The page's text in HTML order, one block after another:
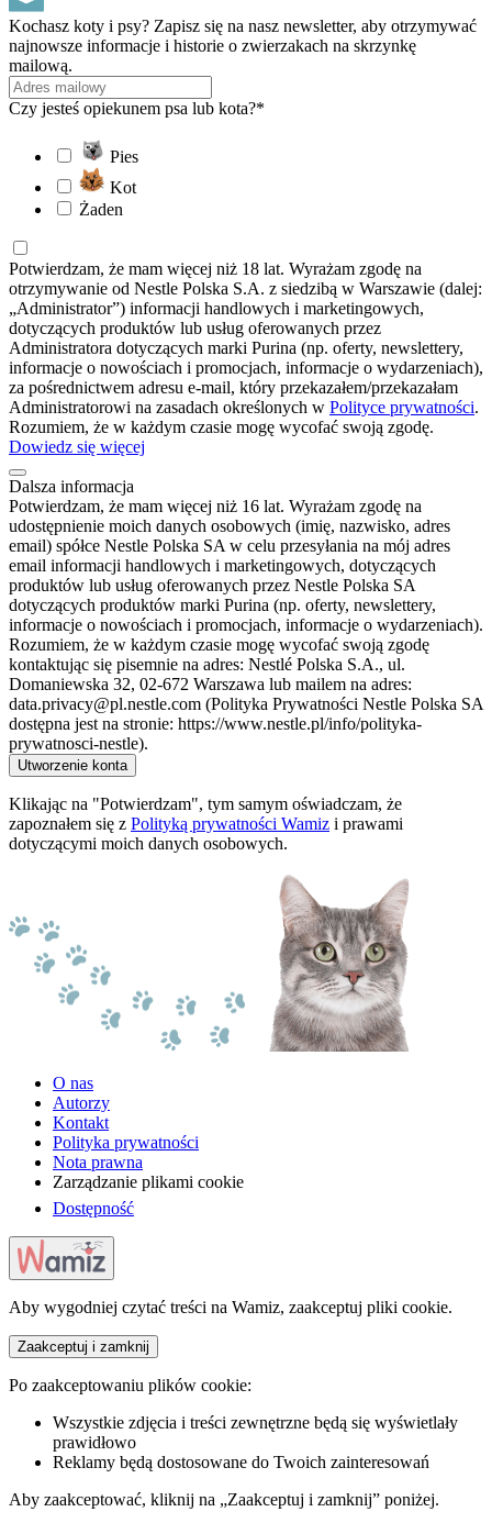
Kochasz koty i psy? Zapisz się na nasz newsletter, aby otrzymywać
najnowsze informacje i historie o zwierzakach na skrzynkę
mailową.
Czy jesteś opiekunem psa lub kota?*
Pies
Kot
Żaden
Potwierdzam, że mam więcej niż 18 lat. Wyrażam zgodę na
otrzymywanie od Nestle Polska S.A. z siedzibą w Warszawie (dalej:
„Administrator”) informacji handlowych i marketingowych,
dotyczących produktów lub usług oferowanych przez
Administratora dotyczących marki Purina (np. oferty, newslettery,
informacje o nowościach i promocjach, informacje o wydarzeniach),
za pośrednictwem adresu e-mail, który przekazałem/przekazałam
Administratorowi na zasadach określonych w Polityce prywatności.
Rozumiem, że w każdym czasie mogę wycofać swoją zgodę.
Dowiedz się więcej
Dalsza informacja
Potwierdzam, że mam więcej niż 16 lat. Wyrażam zgodę na
udostępnienie moich danych osobowych (imię, nazwisko, adres
email) spółce Nestle Polska SA w celu przesyłania na mój adres
email informacji handlowych i marketingowych, dotyczących
produktów lub usług oferowanych przez Nestle Polska SA
dotyczących produktów marki Purina (np. oferty, newslettery,
informacje o nowościach i promocjach, informacje o wydarzeniach).
Rozumiem, że w każdym czasie mogę wycofać swoją zgodę
kontaktując się pisemnie na adres: Nestlé Polska S.A., ul.
Domaniewska 32, 02-672 Warszawa lub mailem na adres:
data.privacy@pl.nestle.com (Polityka Prywatności Nestle Polska SA
dostępna jest na stronie: https://www.nestle.pl/info/polityka-
prywatnosci-nestle).
Utworzenie konta
Klikając na "Potwierdzam", tym samym oświadczam, że
zapoznałem się z Polityką prywatności Wamiz i prawami
dotyczącymi moich danych osobowych.
O nas
Autorzy
Kontakt
Polityka prywatności
Nota prawna
Zarządzanie plikami cookie
Dostępność
Aby wygodniej czytać treści na Wamiz, zaakceptuj pliki cookie.
Zaakceptuj i zamknij
Po zaakceptowaniu plików cookie:
Wszystkie zdjęcia i treści zewnętrzne będą się wyświetlały
prawidłowo
Reklamy będą dostosowane do Twoich zainteresowań
Aby zaakceptować, kliknij na „Zaakceptuj i zamknij” poniżej.